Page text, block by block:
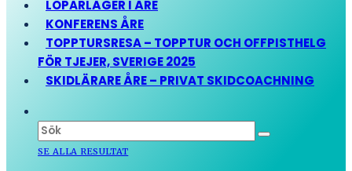
LÖPARLÄGER I ÅRE
KONFERENS ÅRE
TOPPTURSRESA – TOPPTUR OCH OFFPISTHELG
FÖR TJEJER, SVERIGE 2025
SKIDLÄRARE ÅRE – PRIVAT SKIDCOACHNING
SE ALLA RESULTAT